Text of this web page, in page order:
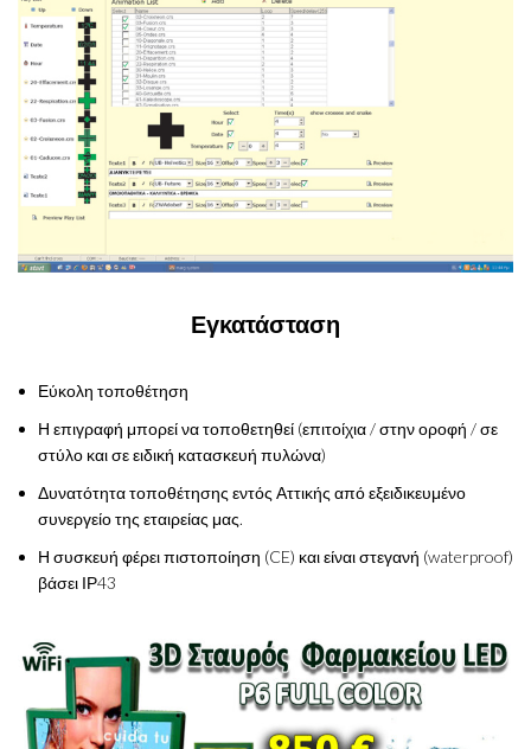
Εγκατάσταση
Εύκολη τοποθέτηση
Η επιγραφή μπορεί να τοποθετηθεί (επιτοίχια / στην οροφή / σε
στύλο και σε ειδική κατασκευή πυλώνα)
Δυνατότητα τοποθέτησης εντός Αττικής από εξειδικευμένο
συνεργείο της εταιρείας μας.
Η συσκευή φέρει πιστοποίηση (CE) και είναι στεγανή (waterproof)
βάσει ΙΡ43